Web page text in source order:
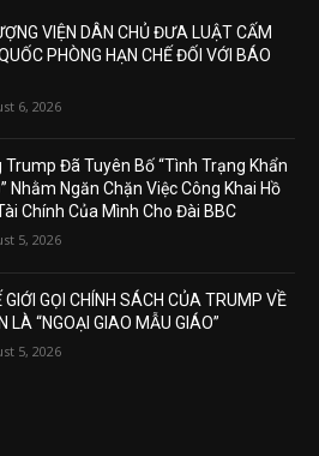
VIỆN DÂN CHỦ ĐƯA LUẬT CẤM
PHÒNG HẠN CHẾ ĐỐI VỚI BÁO
6, 2026
Trump Đã Tuyên Bố “Tình Trạng Khẩn
Nhằm Ngăn Chặn Việc Công Khai Hồ
Chính Của Mình Cho Đài BBC
5, 2026
GIỚI GỌI CHÍNH SÁCH CỦA TRUMP VỀ
LÀ “NGOẠI GIAO MẪU GIÁO”
5, 2026